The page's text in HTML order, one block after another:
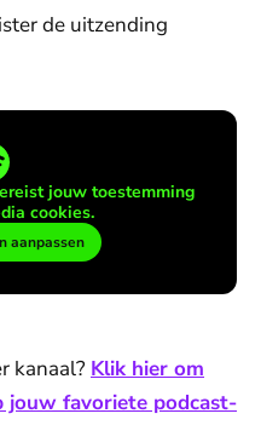
de uitzending
jouw toestemming
cookies.
aanpassen
kanaal? Klik hier om
jouw favoriete podcast-